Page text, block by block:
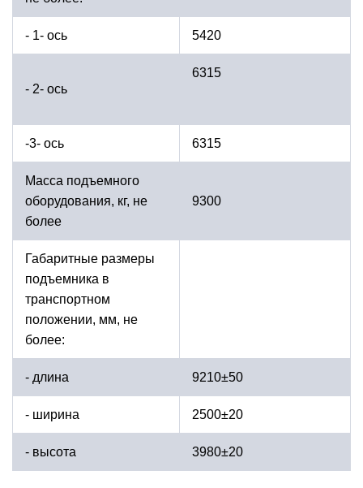
- 1- ось 5420
- 2- ось
6315
-3- ось 6315
Масса подъемного
оборудования, кг, не
более
9300
Габаритные размеры
подъемника в
транспортном
положении, мм, не
более:
- длина 9210±50
- ширина 2500±20
- высота 3980±20